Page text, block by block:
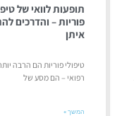
תופעות לוואי של
פוריות – והדרכים
איתן
טיפולי פוריות הם הרבה
רפואי – הם מסע של
המשך »